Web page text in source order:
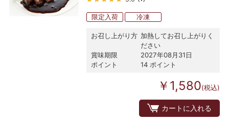
限定入荷 冷凍
お召し上がり方 加熱してお召し上がりく
ださい
賞味期限
2027年08月31日
ポイント
14 ポイント
￥1,580(税込)
カートに入れる